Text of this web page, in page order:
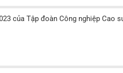
của Tập đoàn Công nghiệp Cao